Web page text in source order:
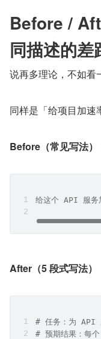
Before /
同描述的差
说再多理论，不如看
同样是「给项目加速
Before（常见写法）
给这个 API 服
After（5 段式写法）
# 任务：为 API
# 预期结果：每